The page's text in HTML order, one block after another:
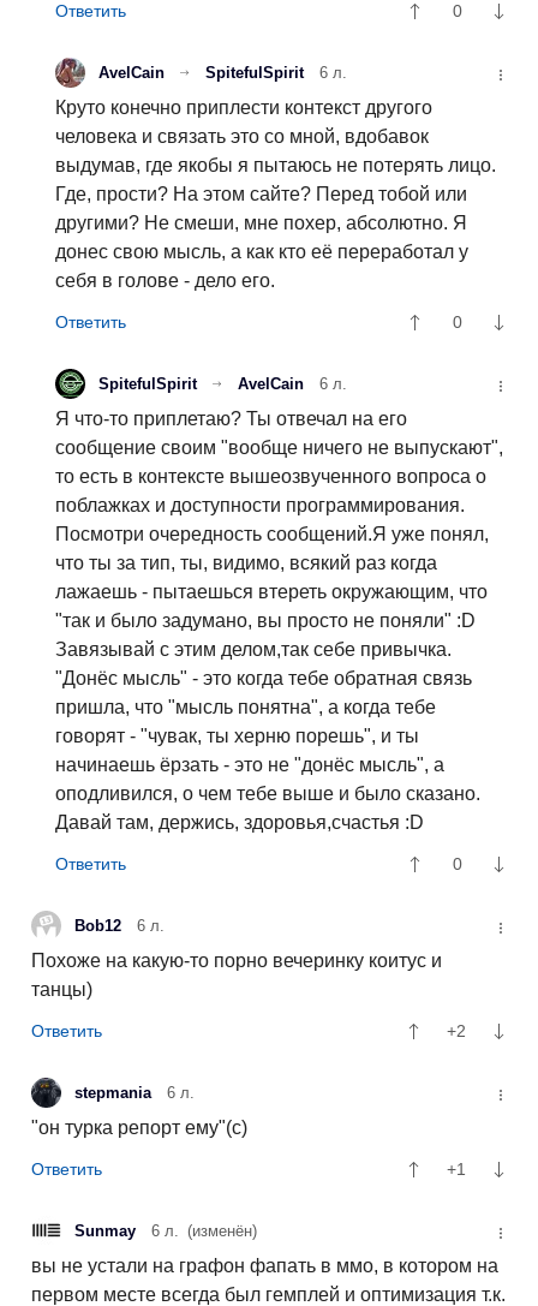
0
AvelCain SpitefulSpirit 6 л.
Круто конечно приплести контекст другого
человека и связать это со мной, вдобавок
выдумав, где якобы я пытаюсь не потерять лицо.
Где, прости? На этом сайте? Перед тобой или
другими? Не смеши, мне похер, абсолютно. Я
донес свою мысль, а как кто её переработал у
себя в голове - дело его.
0
SpitefulSpirit AvelCain 6 л.
Я что-то приплетаю? Ты отвечал на его
сообщение своим "вообще ничего не выпускают",
то есть в контексте вышеозвученного вопроса о
поблажках и доступности программирования.
Посмотри очередность сообщений.Я уже понял,
что ты за тип, ты, видимо, всякий раз когда
лажаешь - пытаешься втереть окружающим, что
"так и было задумано, вы просто не поняли" :D
Завязывай с этим делом,так себе привычка.
"Донёс мысль" - это когда тебе обратная связь
пришла, что "мысль понятна", а когда тебе
говорят - "чувак, ты херню порешь", и ты
начинаешь ёрзать - это не "донёс мысль", а
оподливился, о чем тебе выше и было сказано.
Давай там, держись, здоровья,счастья :D
0
Bob12 6 л.
Похоже на какую-то порно вечеринку коитус и
танцы)
+2
stepmania 6 л.
"он турка репорт ему"(с)
+1
Sunmay 6 л. (изменён)
вы не устали на графон фапать в ммо, в котором на
первом месте всегда был гемплей и оптимизация т.к.